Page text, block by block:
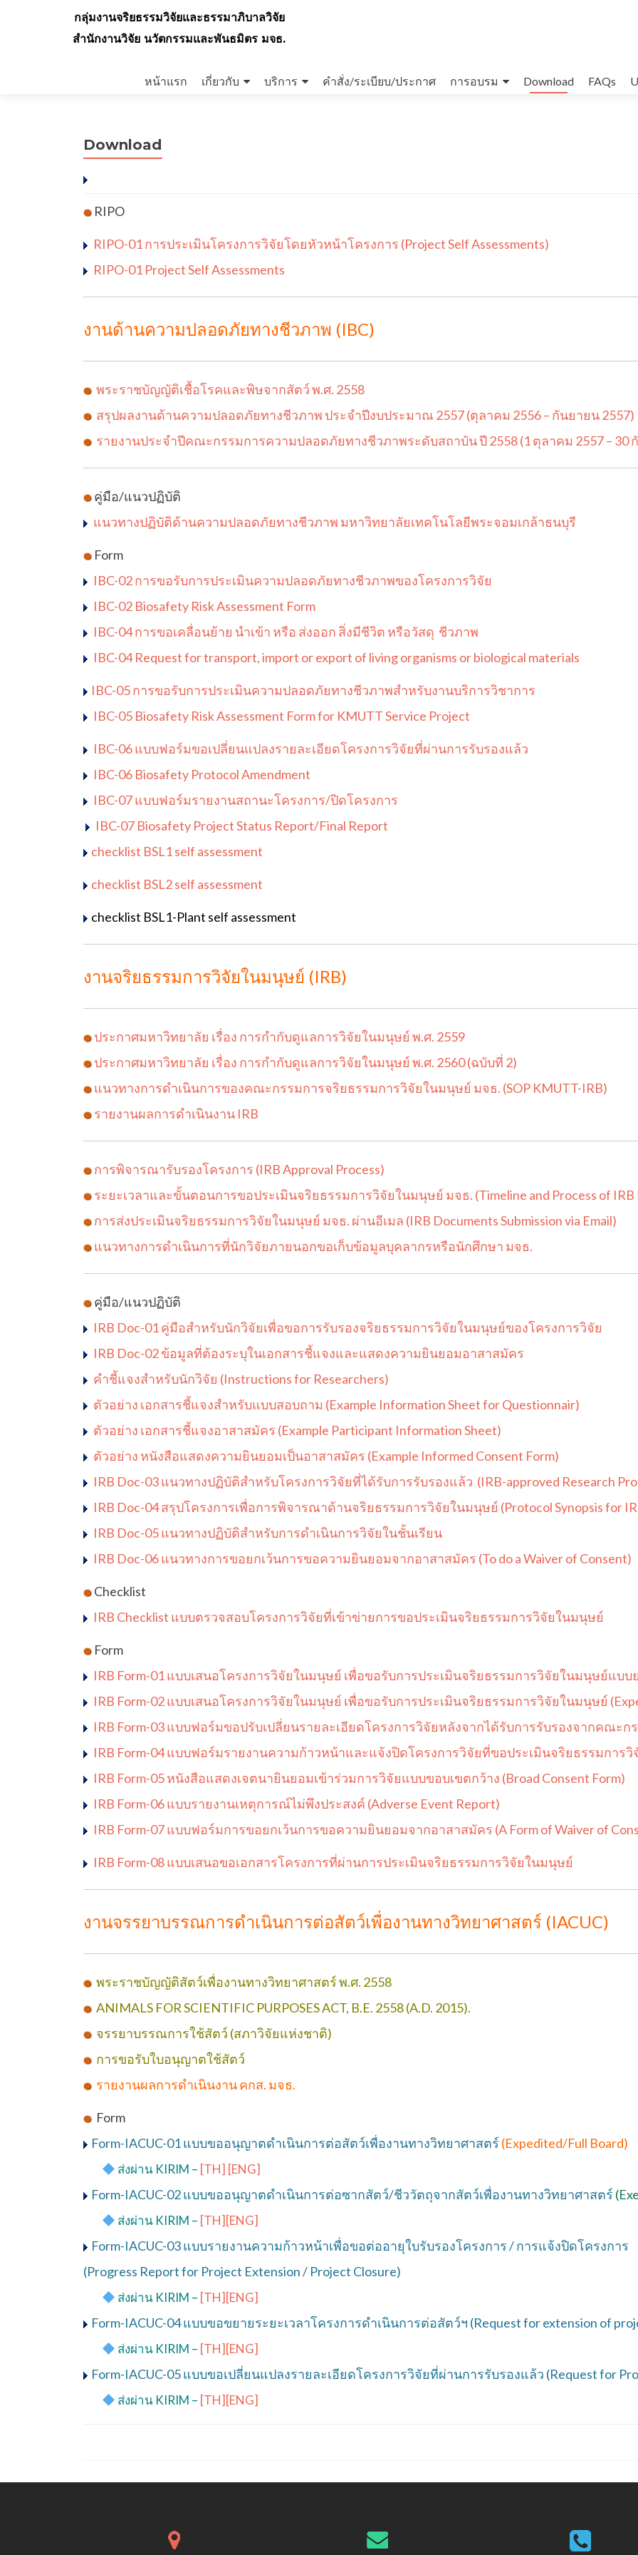
กลุ่มงานจริยธรรมวิจัยและธรรมาภิบาลวิจัย
สำนักงานวิจัย นวัตกรรมและพันธมิตร มจธ.
to
หน้าแรก เกี่ยวกับ บริการ คำสั่ง/ระเบียบ/ประกาศ การอบรม Download FAQs
Download
RIPO
RIPO-01 การประเมินโครงการวิจัยโดยหัวหน้าโครงการ (Project Self Assessments)
RIPO-01 Project Self Assessments
งานด้านความปลอดภัยทางชีวภาพ (IBC)
พระราชบัญญัติเชื้อโรคและพิษจากสัตว์ พ.ศ. 2558
สรุปผลงานด้านความปลอดภัยทางชีวภาพ ประจำปีงบประมาณ 2557 (ตุลาคม 2556 – กันยายน 2557)
รายงานประจำปีคณะกรรมการความปลอดภัยทางชีวภาพระดับสถาบัน ปี 2558 (1 ตุลาคม 2557 – 30
คู่มือ/แนวปฏิบัติ
แนวทางปฏิบัติด้านความปลอดภัยทางชีวภาพ มหาวิทยาลัยเทคโนโลยีพระจอมเกล้าธนบุรี
Form
IBC-02 การขอรับการประเมินความปลอดภัยทางชีวภาพของโครงการวิจัย
IBC-02 Biosafety Risk Assessment Form
IBC-04 การขอเคลื่อนย้าย นำเข้า หรือ ส่งออก สิ่งมีชีวิต หรือวัสดุ ชีวภาพ
IBC-04 Request for transport, import or export of living organisms or biological materials
IBC-05 การขอรับการประเมินความปลอดภัยทางชีวภาพสำหรับงานบริการวิชาการ
IBC-05 Biosafety Risk Assessment Form for KMUTT Service Project
IBC-06 แบบฟอร์มขอเปลี่ยนแปลงรายละเอียดโครงการวิจัยที่ผ่านการรับรองแล้ว
IBC-06 Biosafety Protocol Amendment
IBC-07 แบบฟอร์มรายงานสถานะโครงการ/ปิดโครงการ
IBC-07 Biosafety Project Status Report/Final Report
checklist BSL1 self assessment
checklist BSL2 self assessment
checklist BSL1-Plant self assessment
งานจริยธรรมการวิจัยในมนุษย์ (IRB)
ประกาศมหาวิทยาลัย เรื่อง การกำกับดูแลการวิจัยในมนุษย์ พ.ศ. 2559
ประกาศมหาวิทยาลัย เรื่อง การกำกับดูแลการวิจัยในมนุษย์ พ.ศ. 2560 (ฉบับที่ 2)
แนวทางการดำเนินการของคณะกรรมการจริยธรรมการวิจัยในมนุษย์ มจธ. (SOP KMUTT-IRB)
รายงานผลการดำเนินงาน IRB
การพิจารณารับรองโครงการ (IRB Approval Process)
ระยะเวลาและขั้นตอนการขอประเมินจริยธรรมการวิจัยในมนุษย์ มจธ. (Timeline and Process of IRB
การส่งประเมินจริยธรรมการวิจัยในมนุษย์ มจธ. ผ่านอีเมล (IRB Documents Submission via Email)
แนวทางการดำเนินการที่นักวิจัยภายนอกขอเก็บข้อมูลบุคลากรหรือนักศึกษา มจธ.
คู่มือ/แนวปฏิบัติ
IRB Doc-01 คู่มือสำหรับนักวิจัยเพื่อขอการรับรองจริยธรรมการวิจัยในมนุษย์ของโครงการวิจัย
IRB Doc-02 ข้อมูลที่ต้องระบุในเอกสารชี้แจงและแสดงความยินยอมอาสาสมัคร
คำชี้แจงสำหรับนักวิจัย (Instructions for Researchers)
ตัวอย่าง เอกสารชี้แจงสำหรับแบบสอบถาม (Example Information Sheet for Questionnair)
ตัวอย่าง เอกสารชี้แจงอาสาสมัคร (Example Participant Information Sheet)
ตัวอย่าง หนังสือแสดงความยินยอมเป็นอาสาสมัคร (Example Informed Consent Form)
IRB Doc-03 แนวทางปฏิบัติสำหรับโครงการวิจัยที่ได้รับการรับรองแล้ว (IRB-approved Research
IRB Doc-04 สรุปโครงการเพื่อการพิจารณาด้านจริยธรรมการวิจัยในมนุษย์ (Protocol Synopsis for
IRB Doc-05แนวทางปฏิบัติสำหรับการดำเนินการวิจัยในชั้นเรียน
IRB Doc-06แนวทางการขอยกเว้นการขอความยินยอมจากอาสาสมัคร (To do a Waiver of Consent)
Checklist
IRB Checklist แบบตรวจสอบโครงการวิจัยที่เข้าข่ายการขอประเมินจริยธรรมการวิจัยในมนุษย์
Form
IRB Form-01 แบบเสนอโครงการวิจัยในมนุษย์ เพื่อขอรับการประเมินจริยธรรมการวิจัยในมนุษย์แบบย
IRB Form-02 แบบเสนอโครงการวิจัยในมนุษย์ เพื่อขอรับการประเมินจริยธรรมการวิจัยในมนุษย์
IRB Form-03 แบบฟอร์มขอปรับเปลี่ยนรายละเอียดโครงการวิจัยหลังจากได้รับการรับรองจากคณะกร
IRB Form-04 แบบฟอร์มรายงานความก้าวหน้าและแจ้งปิดโครงการวิจัยที่ขอประเมินจริยธรรมการวิ
IRB Form-05 หนังสือแสดงเจตนายินยอมเข้าร่วมการวิจัยแบบขอบเขตกว้าง (Broad Consent Form)
IRB Form-06 แบบรายงานเหตุการณ์ไม่พึงประสงค์ (Adverse Event Report)
IRB Form-07แบบฟอร์มการขอยกเว้นการขอความยินยอมจากอาสาสมัคร (A Form of Waiver of
IRB Form-08 แบบเสนอขอเอกสารโครงการที่ผ่านการประเมินจริยธรรมการวิจัยในมนุษย์
งานจรรยาบรรณการดำเนินการต่อสัตว์เพื่องานทางวิทยาศาสตร์ (IACUC)
พระราชบัญญัติสัตว์เพื่องานทางวิทยาศาสตร์ พ.ศ. 2558
ANIMALS FOR SCIENTIFIC PURPOSES ACT, B.E. 2558 (A.D. 2015).
จรรยาบรรณการใช้สัตว์ (สภาวิจัยแห่งชาติ)
การขอรับใบอนุญาตใช้สัตว์
รายงานผลการดำเนินงาน คกส. มจธ.
Form
Form-IACUC-01 แบบขออนุญาตดำเนินการต่อสัตว์เพื่องานทางวิทยาศาสตร์ (Expedited/Full Board)
ส่งผ่าน KIRIM – [TH] [ENG]
Form-IACUC-02 แบบขออนุญาตดำเนินการต่อซากสัตว์/ชีววัตถุจากสัตว์เพื่องานทางวิทยาศาสตร์
ส่งผ่าน KIRIM – [TH] [ENG]
Form-IACUC-03 แบบรายงานความก้าวหน้าเพื่อขอต่ออายุใบรับรองโครงการ / การแจ้งปิดโครงการ
(Progress Report for Project Extension / Project Closure)
ส่งผ่าน KIRIM – [TH] [ENG]
Form-IACUC-04 แบบขอขยายระยะเวลาโครงการดำเนินการต่อสัตว์ฯ (Request for extension of
ส่งผ่าน KIRIM – [TH] [ENG]
Form-IACUC-05 แบบขอเปลี่ยนแปลงรายละเอียดโครงการวิจัยที่ผ่านการรับรองแล้ว (Request for
ส่งผ่าน KIRIM – [TH] [ENG]